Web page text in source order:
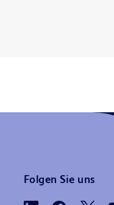
Folgen Sie uns